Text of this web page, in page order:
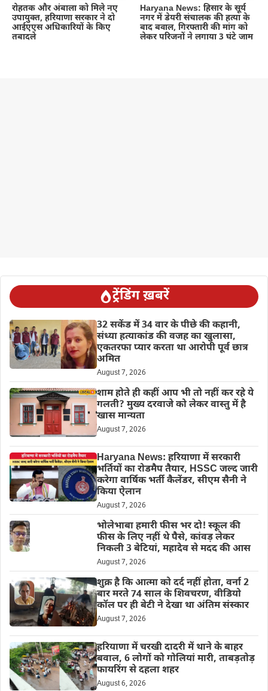
रोहतक और अंबाला को मिले नए
उपायुक्त, हरियाणा सरकार ने दो
आईएएस अधिकारियों के किए
तबादले
Haryana News: हिसार के सूर्य
नगर में डेयरी संचालक की हत्या के
बाद बवाल, गिरफ्तारी की मांग को
लेकर परिजनों ने लगाया 3 घंटे जाम
ट्रेंडिंग ख़बरें
32 सकेंड में 34 वार के पीछे की कहानी,
संध्या हत्याकांड की वजह का खुलासा,
एकतरफा प्यार करता था आरोपी पूर्व छात्र
अमित
August 7, 2026
शाम होते ही कहीं आप भी तो नहीं कर रहे ये
गलती? मुख्य दरवाजे को लेकर वास्तु में है
खास मान्यता
August 7, 2026
Haryana News: हरियाणा में सरकारी
भर्तियों का रोडमैप तैयार, HSSC जल्द जारी
करेगा वार्षिक भर्ती कैलेंडर, सीएम सैनी ने
किया ऐलान
August 7, 2026
भोलेभाबा हमारी फीस भर दो! स्कूल की
फीस के लिए नहीं थे पैसे, कांवड़ लेकर
निकली 3 बेटियां, महादेव से मदद की आस
August 7, 2026
शुक्र है कि आत्मा को दर्द नहीं होता, वर्ना 2
बार मरते 74 साल के शिवचरण, वीडियो
कॉल पर ही बेटी ने देखा था अंतिम संस्कार
August 7, 2026
हरियाणा में चरखी दादरी में थाने के बाहर
बवाल, 6 लोगों को गोलियां मारी, ताबड़तोड़
फायरिंग से दहला शहर
August 6, 2026